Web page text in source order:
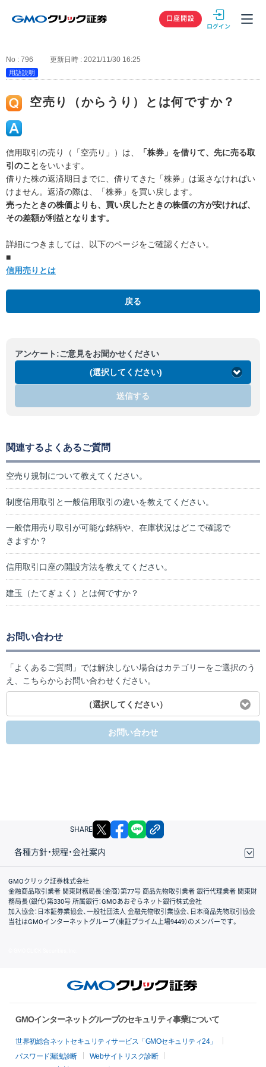
GMOクリック
口座開設
No : 796 更新日時 : 2021/11/30 16:25
用語説明
空売り（からうり）とは何ですか？
信用取引の売り（「空売り」）は、
「株券」を借りて、先に売る取
引のことをいいます。
借りた株の返済期日までに、借りてきた「株券」は返さなければい
けません。返済の際は、「株券」を買い戻します。
売ったときの株価よりも、買い戻したときの株価の方が安ければ、
その差額が利益となります。
詳細につきましては、以下のページをご確認ください。
■
信用売りとは
戻る
アンケート:ご意見をお聞かせください
(選択してください)
送信する
関連するよくあるご質問
空売り規制について教えてください。
制度信用取引と一般信用取引の違いを教えてください。
一般信用売り取引が可能な銘柄や、在庫状況はどこで確認で
きますか？
信用取引口座の開設方法を教えてください。
建玉（たてぎょく）とは何ですか？
お問い合わせ
「よくあるご質問」では解決しない場合はカテゴリーをご選択のう
え、こちらからお問い合わせください。
（選択してください）
お問い合わせ
SHARE X facebook
各種方針・規程・会社案内
取引規程・約款
サイトマップ
その他のご案内
個人情報保護方針
最良執行方針
サイトのご利用について
ディスクレイマー
信託保全
リスク説明
会社案内
GMOクリック証券株式会社
金融商品取引業者 関東財務局長（金商）第77号 商品先物取引業者 銀行代理業者 関東財
務局長（銀代）第330号 所属銀行：GMOあおぞらネット銀行株式会社
加入協会：日本証券業協会、一般社団法人 金融先物取引業協会、日本商品先物取引協会
当社はGMOインターネットグループ（東証プライム上場9449）のメンバーです。
GMOインターネットグループのセキュリティ事業について
世界初総合ネットセキュリティサービス「GMOセキュリティ24」
パスワード漏洩診断
Webサイトリスク診断